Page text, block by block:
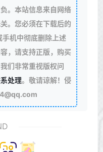
。本站信息来自网络
。您必须在下载后的
机中彻底删除上述
，请支持正版，购买
们非常重视版权问
处理。敬请谅解！侵